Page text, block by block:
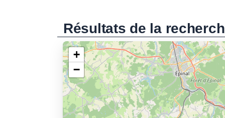
Résultats de la
+
−